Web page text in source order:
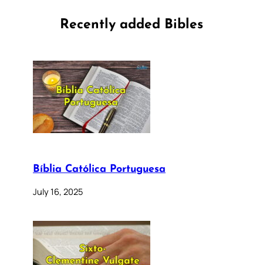
Recently added Bibles
Bíblia Católica Portuguesa
July 16, 2025